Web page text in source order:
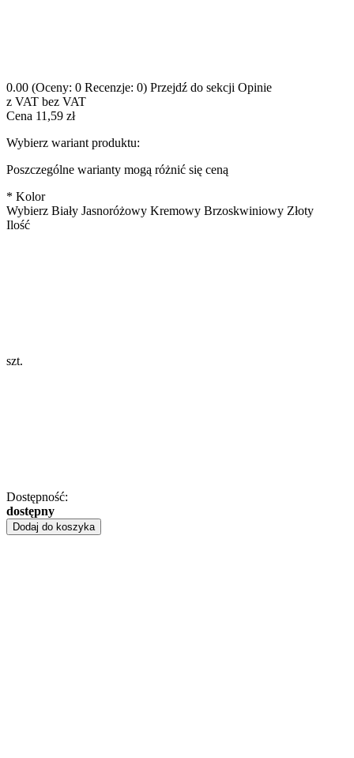
0.00 (Oceny: 0 Recenzje: 0) Przejdź do sekcji Opinie
z VAT bez VAT
Cena 11,59 zł
Wybierz wariant produktu:
Poszczególne warianty mogą różnić się ceną
* Kolor
Wybierz Biały Jasnoróżowy Kremowy Brzoskwiniowy Złoty
Ilość
szt.
Dostępność:
dostępny
Dodaj do koszyka